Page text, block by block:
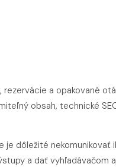
rezervácie a opakované
obsah, technické
je dôležité
a dať vyhľadávačom